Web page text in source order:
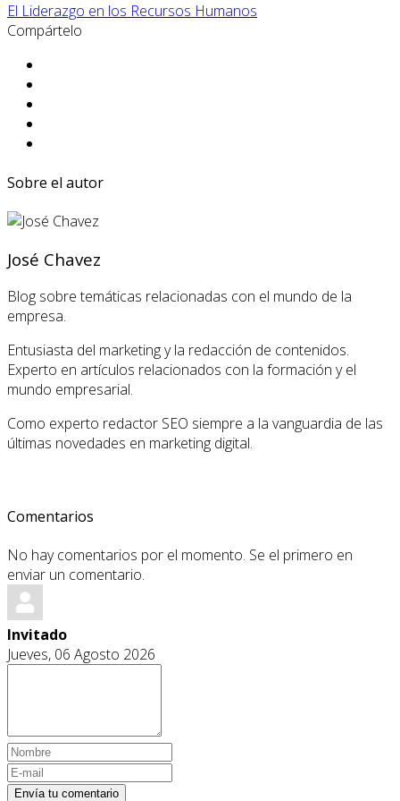
El Liderazgo en los Recursos Humanos
Compártelo
Sobre el autor
José Chavez
Blog sobre temáticas relacionadas con el mundo de la
empresa.
Entusiasta del marketing y la redacción de contenidos.
Experto en artículos relacionados con la formación y el
mundo empresarial.
Como experto redactor SEO siempre a la vanguardia de las
últimas novedades en marketing digital.
Comentarios
No hay comentarios por el momento. Se el primero en
enviar un comentario.
Invitado
Jueves, 06 Agosto 2026
Envía tu comentario